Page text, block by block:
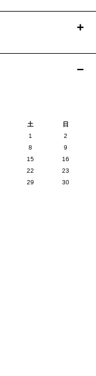
土
日
1
2
8
9
15
16
22
23
29
30